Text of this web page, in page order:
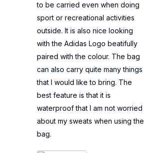
to be carried even when doing
sport or recreational activities
outside. It is also nice looking
with the Adidas Logo beatifully
paired with the colour. The bag
can also carry quite many things
that I would like to bring. The
best feature is that it is
waterproof that I am not worried
about my sweats when using the
bag.